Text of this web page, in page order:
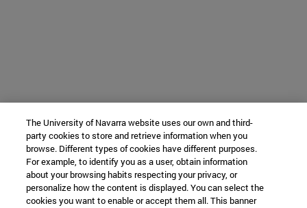
The University of Navarra website uses our own and third-
party cookies to store and retrieve information when you
browse. Different types of cookies have different purposes.
For example, to identify you as a user, obtain information
about your browsing habits respecting your privacy, or
personalize how the content is displayed. You can select the
cookies you want to enable or accept them all. This banner